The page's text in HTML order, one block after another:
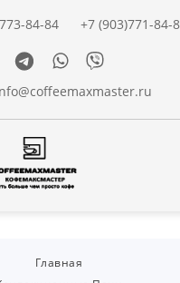
84-84
+7 (903)771-84-
TelegramWhatsapp
Viber
Главная